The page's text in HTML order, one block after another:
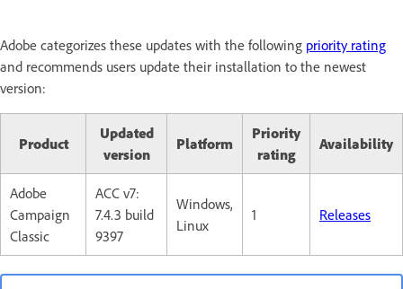
Adobe categorizes these updates with the following priority rating
and recommends users update their installation to the newest
version:
Product
Updated
version
Platform
Priority
rating
Availability
Adobe
Campaign
Classic
ACC v7:
7.4.3 build
9397
Windows,
Linux
1 Releases